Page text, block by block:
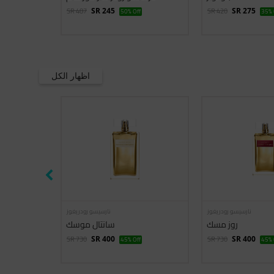
SR 487 SR 245 50% Off SR 420 SR 275 35%
اظهار الكل
نارسيسو رودريغوز
سانتال موسك
SR 730 SR 400 45% Off
نارسيسو رودريغوز
روز مسك
SR 730 SR 400 45%